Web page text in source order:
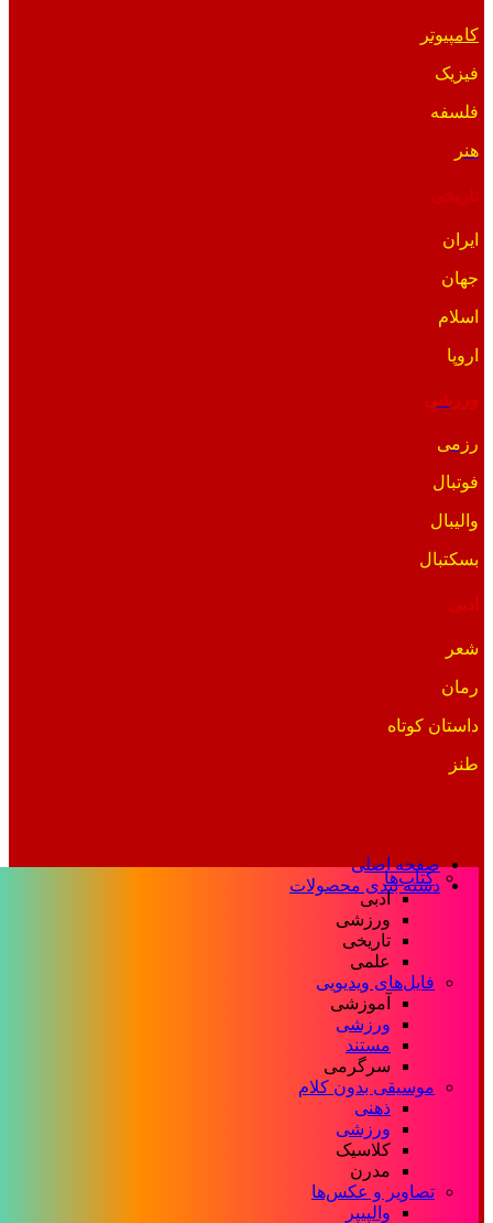
کامپیوتر
فیزیک
فلسفه
هنر
ایران
جهان
اسلام
اروپا
ورزشی
رزمی
فوتبال
والیبال
بسکتبال
ادبی
شعر
رمان
داستان کوتاه
طنز
صفحه اصلی
دسته بندی محصولات
کتاب‌ها
ادبی
ورزشی
تاریخی
علمی
فایل‌های ویدیویی
آموزشی
ورزشی
مستند
سرگرمی
موسیقی بدون کلام
ذهنی
ورزشی
کلاسیک
مدرن
تصاویر و عکس‌ها
والپیپر